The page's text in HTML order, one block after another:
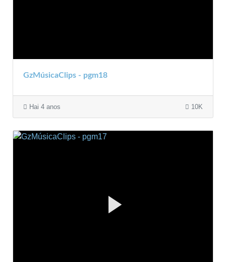
GzMúsicaClips - pgm18
Hai 4 anos 10K